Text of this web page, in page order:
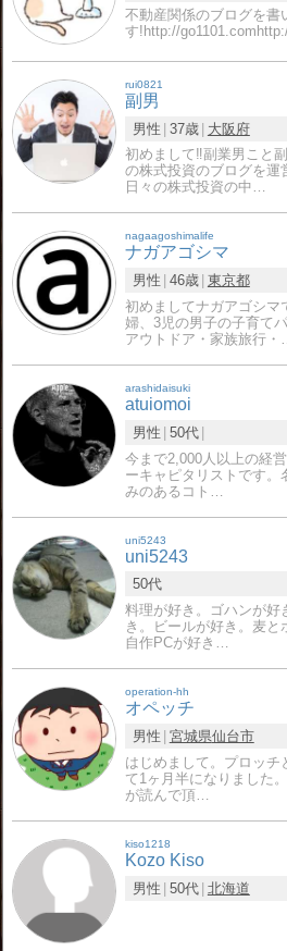
不動産関係のブログを書
す!http://
rui0821
副男
男性 37歳
大阪府
初めまして‼副業男こと
の株式投資のブログを運
日々の株式投資の中…
nagaagoshimalife
ナガアゴシマ
男性 46歳 東京都
初めましてナガアゴシ
婦、3児の男子の子育て
アウトドア・家族旅行
arashidaisuki
atuiomoi
男性 50代
今まで2,000人以上の経
ーキャピタリストです。
みのあるコト…
uni5243
uni5243
50代
料理が好き。ゴハンが好
き。ビールが好き。麦と
自作PCが好き…
operation-hh
オペッチ
男性 宮城県仙台市
はじめまして。プロッチ
て1ヶ月半になりました
が読んで頂…
kiso1218
Kozo Kiso
男性 50代 北海道